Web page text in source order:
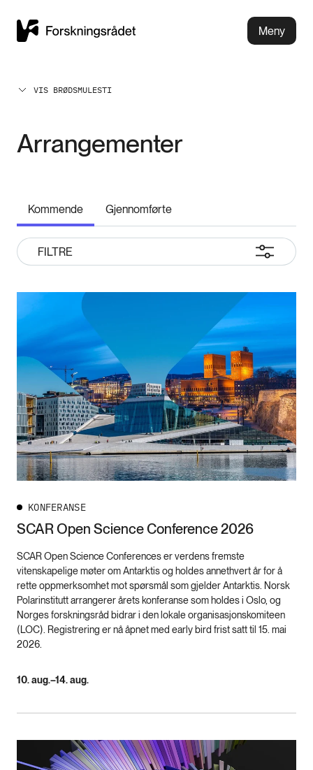
Meny
VIS BRØDSMULESTI
Arrangementer
Kommende Gjennomførte
FILTRE
KONFERANSE
SCAR Open Science Conference 2026
SCAR Open Science Conferences er verdens fremste
vitenskapelige møter om Antarktis og holdes annethvert år for å
rette oppmerksomhet mot spørsmål som gjelder Antarktis. Norsk
Polarinstitutt arrangerer årets konferanse som holdes i Oslo, og
Norges forskningsråd bidrar i den lokale organisasjonskomiteen
(LOC). Registrering er nå åpnet med early bird frist satt til 15. mai
2026.
10. aug.–14. aug.